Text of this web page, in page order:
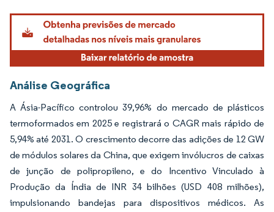
Análise Geográfica
A Ásia-Pacífico controlou 39,96% do mercado de plásticos
termoformados em 2025 e registrará o CAGR mais rápido de
5,94% até 2031. O crescimento decorre das adições de 12 GW
de módulos solares da China, que exigem invólucros de caixas
de junção de polipropileno, e do Incentivo Vinculado à
Produção da Índia de INR 34 bilhões (USD 408 milhões),
impulsionando bandejas para dispositivos médicos. As